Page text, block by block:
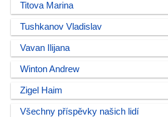
Titova Marina
Tushkanov Vladislav
Vavan Ilijana
Winton Andrew
Zigel Haim
Všechny příspěvky našich lidí